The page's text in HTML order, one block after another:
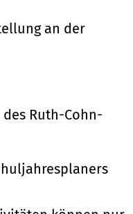
an der
Ruth-Cohn-